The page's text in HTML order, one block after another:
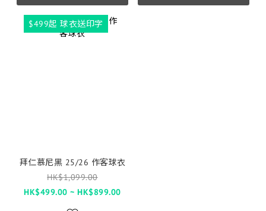
$499起 球衣送印字
拜仁慕尼黑 25/26 作客球衣
HK$1,099.00
HK$499.00 ~ HK$899.00